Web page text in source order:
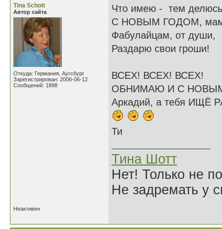
Tina Schott
Автор сайта
Откуда: Германия, Аугсбург
Зарегистрирован: 2006-06-12
Сообщений: 1898
Что имею - тем
С НОВЫМ ГОДОМ,
Фабулайцам, от души,
Раздарю свои гроши!
ВСЕХ! ВСЕХ! ВСЕХ!
ОБНИМАЮ И С
Аркадий, а тебя ИЩЁ
Ти
Тина Шотт
Нет! Только не
Не задремать у
Неактивен